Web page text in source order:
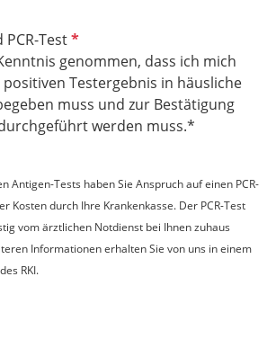
TestP
f
l
i
c
f
e
l
d
genommen, dass ich mich
positiven Testergebnis in häusliche
muss und zur Bestätigung
werden muss.*
Antigen-Tests haben Sie Anspruch auf einen PCR-
Kosten durch Ihre Krankenkasse. Der PCR-Test
vom ärztlichen Notdienst bei Ihnen zuhaus
Informationen erhalten Sie von uns in einem
des RKI.